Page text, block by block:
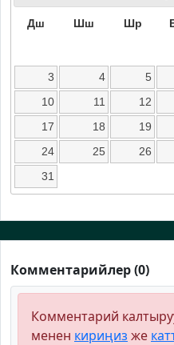
Дш Шш Шр
3
4 5
10
11 12
17
18 19
24
25 26
31
Комментарийлер (0)
Комментарий
менен кириңиз же